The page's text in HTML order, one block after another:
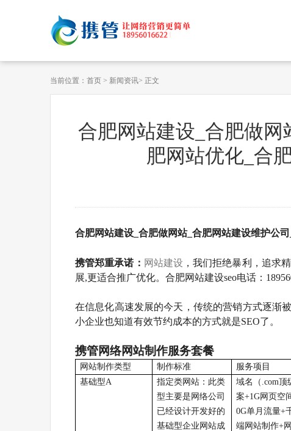
当前位置： 首页 > 新闻资讯> 正文
合肥网站建设_合肥做
肥网站优化_合
合肥网站建设_合肥做网站_合肥网站建设维护公
携管郑重承诺： 网站建设 ，我们拒绝暴利，追求
展,更适合推广优化。合肥网站建设seo电话：
在信息化高速发展的今天，传统的营销方式逐渐
小企业也知道有效节约成本的方式就是SEO了。
携管网络网站制作服务套餐
网站制作类型 制作标准 服务项目
基础型A
指定类网站：此类
型主要是网络公司
已经设计开发好的
基础型企业网站成
域名（ .com顶
案+1G网页空
0G单月流量+
端网站制作+